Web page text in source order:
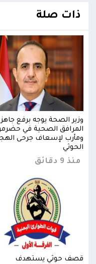
ذات صلة
وزير الصحة يوجه برفع
المرافق الصحية في
ومأرب لإسعاف جرحى
الحوثي
منذ 9 دقائق
قصف حوثي يستهدف